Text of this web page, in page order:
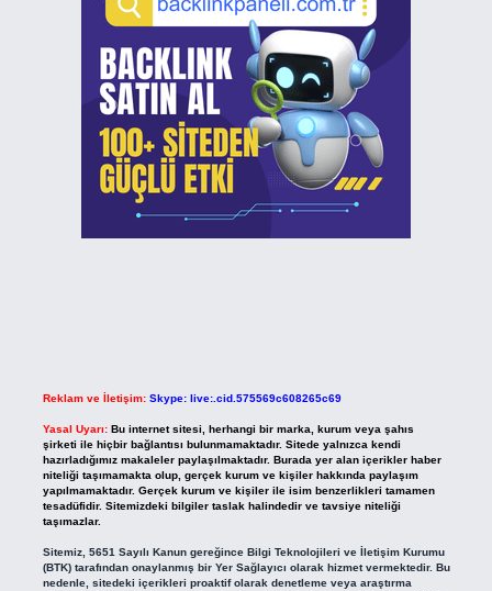
Reklam ve İletişim: Skype: live:.cid.575569c608265c69
Yasal Uyarı: Bu internet sitesi, herhangi bir marka, kurum veya şahıs
şirketi ile hiçbir bağlantısı bulunmamaktadır. Sitede yalnızca kendi
hazırladığımız makaleler paylaşılmaktadır. Burada yer alan içerikler haber
niteliği taşımamakta olup, gerçek kurum ve kişiler hakkında paylaşım
yapılmamaktadır. Gerçek kurum ve kişiler ile isim benzerlikleri tamamen
tesadüfidir. Sitemizdeki bilgiler taslak halindedir ve tavsiye niteliği
taşımazlar.
Sitemiz, 5651 Sayılı Kanun gereğince Bilgi Teknolojileri ve İletişim Kurumu
(BTK) tarafından onaylanmış bir Yer Sağlayıcı olarak hizmet vermektedir. Bu
nedenle, sitedeki içerikleri proaktif olarak denetleme veya araştırma